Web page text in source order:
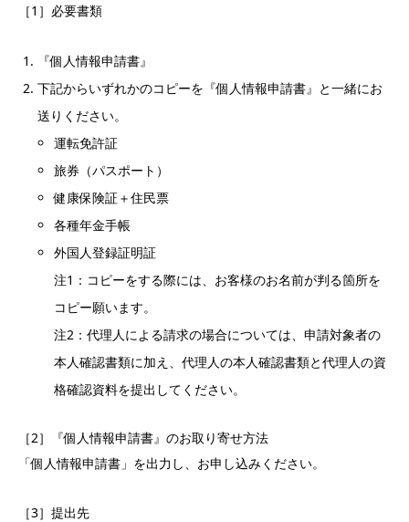
［1］必要書類
『個人情報申請書』
下記からいずれかのコピーを『個人情報申請書』と一緒にお
送りください。
運転免許証
旅券（パスポート）
健康保険証＋住民票
各種年金手帳
外国人登録証明証
注1：コピーをする際には、お客様のお名前が判る箇所を
コピー願います。
注2：代理人による請求の場合については、申請対象者の
本人確認書類に加え、代理人の本人確認書類と代理人の資
格確認資料を提出してください。
［2］『個人情報申請書』のお取り寄せ方法
「個人情報申請書」を出力し、お申し込みください。
［3］提出先